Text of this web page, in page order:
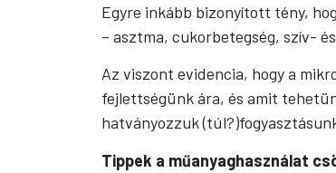
Egyre inkább bizonyított tény,
– asztma, cukorbetegség, szív-
Az viszont evidencia, hogy a
fejlettségünk ára, és amit
hatványozzuk
Tippek a műanyaghasználat